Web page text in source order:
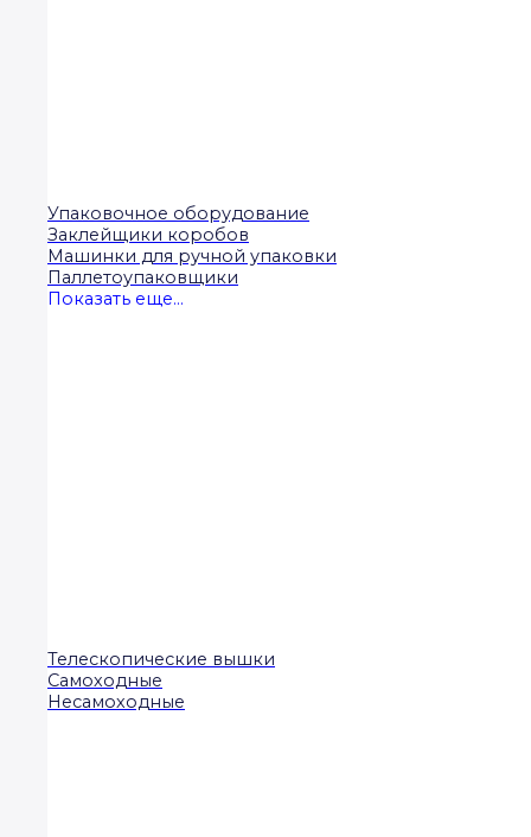
Упаковочное оборудование
Заклейщики коробов
Машинки для ручной упаковки
Паллетоупаковщики
Показать еще...
Телескопические вышки
Самоходные
Несамоходные